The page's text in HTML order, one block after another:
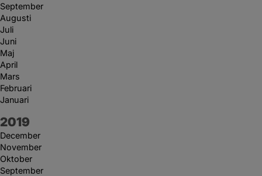
September
Augusti
Juli
Juni
Maj
April
Mars
Februari
Januari
År:
2019
December
November
Oktober
September